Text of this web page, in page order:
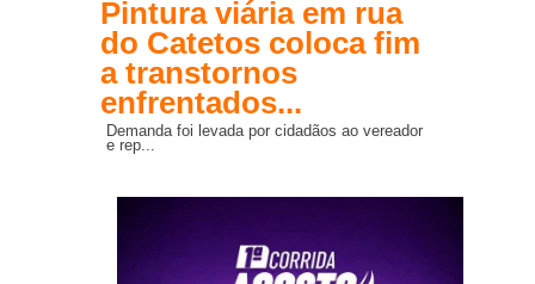
Pintura viária em rua
do Catetos coloca fim
a transtornos
enfrentados...
Demanda foi levada por cidadãos ao vereador
e rep...